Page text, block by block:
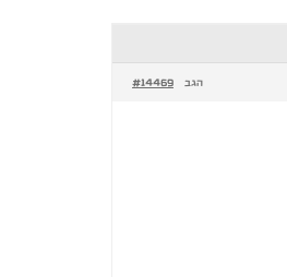
#14469 הגב